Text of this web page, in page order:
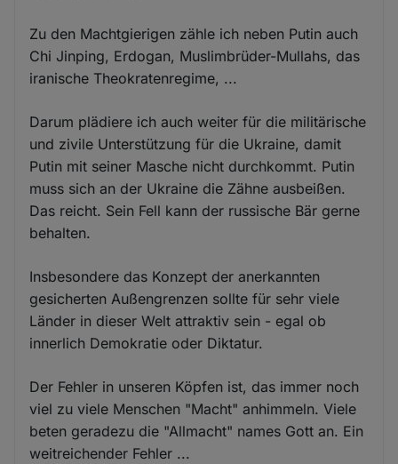
Zu den Machtgierigen zähle ich neben Putin auch
Chi Jinping, Erdogan, Muslimbrüder-Mullahs, das
iranische Theokratenregime, ...
Darum plädiere ich auch weiter für die militärische
und zivile Unterstützung für die Ukraine, damit
Putin mit seiner Masche nicht durchkommt. Putin
muss sich an der Ukraine die Zähne ausbeißen.
Das reicht. Sein Fell kann der russische Bär gerne
behalten.
Insbesondere das Konzept der anerkannten
gesicherten Außengrenzen sollte für sehr viele
Länder in dieser Welt attraktiv sein - egal ob
innerlich Demokratie oder Diktatur.
Der Fehler in unseren Köpfen ist, das immer noch
viel zu viele Menschen "Macht" anhimmeln. Viele
beten geradezu die "Allmacht" names Gott an. Ein
weitreichender Fehler ...